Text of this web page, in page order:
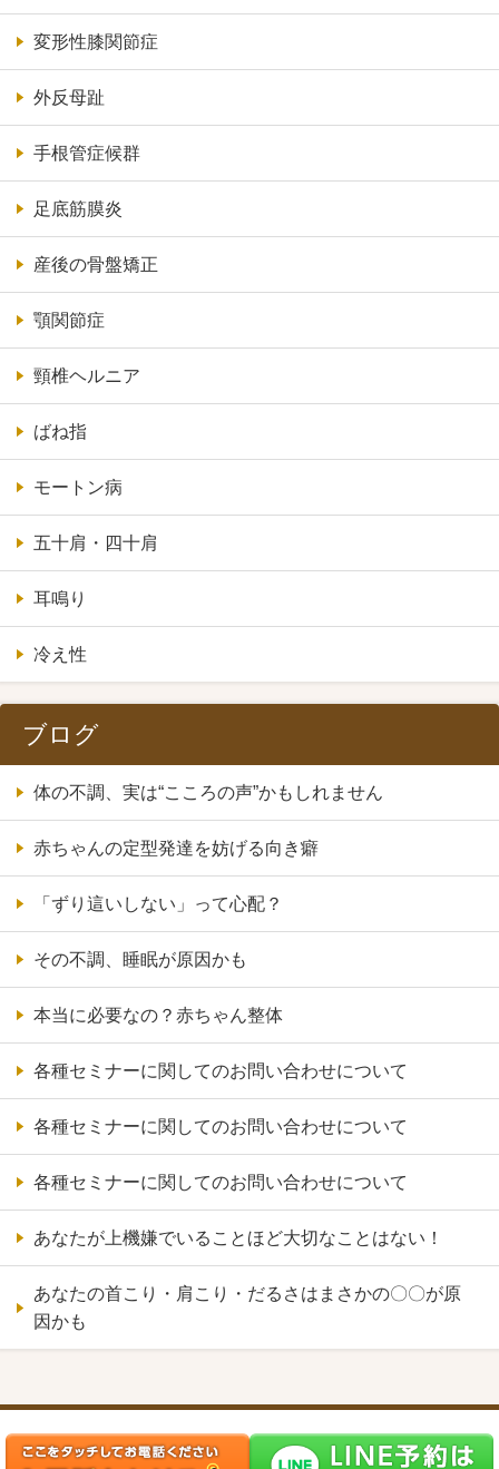
変形性膝関節症
外反母趾
手根管症候群
足底筋膜炎
産後の骨盤矯正
顎関節症
頸椎ヘルニア
ばね指
モートン病
五十肩・四十肩
耳鳴り
冷え性
ブログ
体の不調、実は“こころの声”かもしれません
赤ちゃんの定型発達を妨げる向き癖
「ずり這いしない」って心配？
その不調、睡眠が原因かも
本当に必要なの？赤ちゃん整体
各種セミナーに関してのお問い合わせについて
各種セミナーに関してのお問い合わせについて
各種セミナーに関してのお問い合わせについて
あなたが上機嫌でいることほど大切なことはない！
あなたの首こり・肩こり・だるさはまさかの〇〇が原
因かも